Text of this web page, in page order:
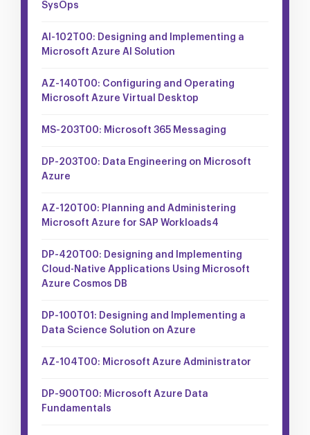
SysOps
AI-102T00: Designing and Implementing a
Microsoft Azure AI Solution
AZ-140T00: Configuring and Operating
Microsoft Azure Virtual Desktop
MS-203T00: Microsoft 365 Messaging
DP-203T00: Data Engineering on Microsoft
Azure
AZ-120T00: Planning and Administering
Microsoft Azure for SAP Workloads4
DP-420T00: Designing and Implementing
Cloud-Native Applications Using Microsoft
Azure Cosmos DB
DP-100T01: Designing and Implementing a
Data Science Solution on Azure
AZ-104T00: Microsoft Azure Administrator
DP-900T00: Microsoft Azure Data
Fundamentals